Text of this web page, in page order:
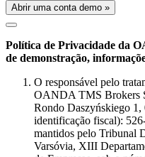
Abrir uma conta demo »
Política de Privacidade da
de demonstração,
O responsável pelo
OANDA TMS Brokers
Rondo Daszyńskiego
identificação fiscal):
mantidos pelo Tribunal
Varsóvia, XIII